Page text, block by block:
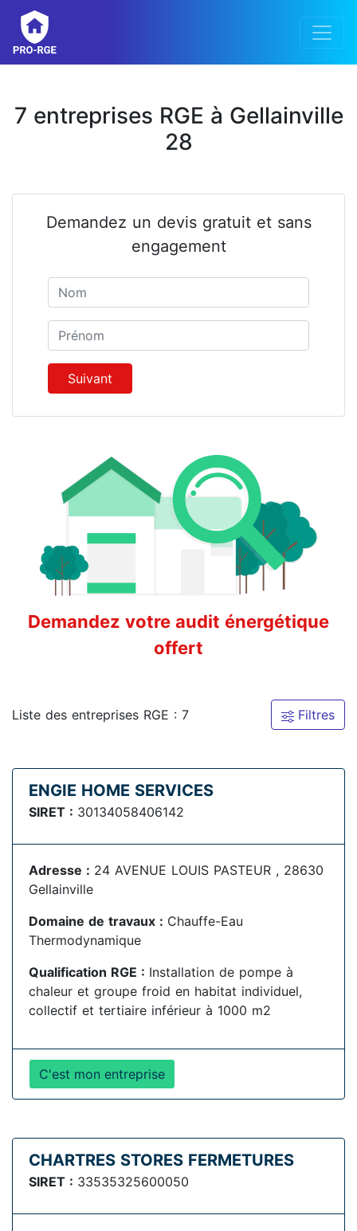
7 entreprises RGE à Gellainville
28
Demandez un devis gratuit et sans
engagement
Prénom
Suivant
Demandez votre audit énergétique
offert
Liste des entreprises RGE : 7 Filtres
ENGIE HOME SERVICES
SIRET : 30134058406142
Adresse : 24 AVENUE LOUIS PASTEUR , 28630
Gellainville
Domaine de travaux : Chauffe-Eau
Thermodynamique
Qualification RGE : Installation de pompe à
chaleur et groupe froid en habitat individuel,
collectif et tertiaire inférieur à 1000 m2
C'est mon entreprise
CHARTRES STORES FERMETURES
SIRET : 33535325600050